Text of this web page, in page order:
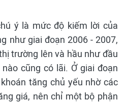
ý là mức độ kiếm lời của
như giai đoạn 2006 - 2007,
trường lên và hầu như đầu
cũng có lãi. Ở giai đoạn
tăng chủ yếu nhờ các
giá, nên chỉ một bộ phận